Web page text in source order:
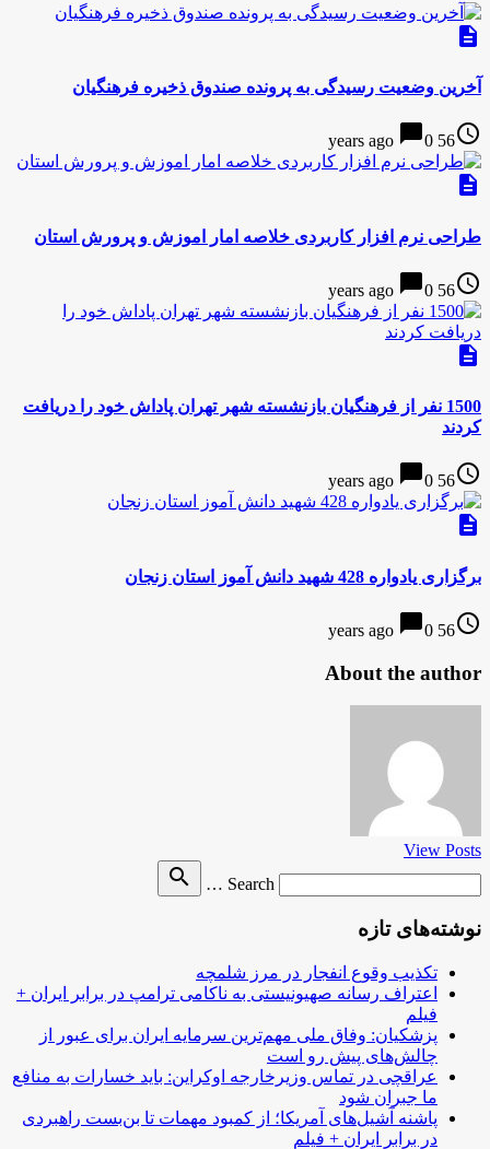
description
آخرین وضعیت رسیدگی به پرونده صندوق ذخیره فرهنگیان
access_time
56 years ago
chat_bubble0
description
طراحی نرم افزار کاربردی خلاصه امار اموزش و پرورش استان
access_time
56 years ago
chat_bubble0
description
1500 نفر از فرهنگیان بازنشسته شهر تهران پاداش خود را دریافت
کردند
access_time
56 years ago
chat_bubble0
description
برگزاری یادواره 428 شهید دانش آموز استان زنجان
access_time
56 years ago
chat_bubble0
About the author
View Posts
Search …
search
نوشته‌های تازه
تکذیب وقوع انفجار در مرز شلمچه
اعتراف رسانه صهیونیستی به ناکامی ترامپ در برابر ایران +
فیلم
پزشکیان: وفاق ملی مهم‌ترین سرمایه ایران برای عبور از
چالش‌های پیش رو است
عراقچی در تماس وزیرخارجه اوکراین: باید خسارات به منافع
ما جبران شود
پاشنه آشیل‌های آمریکا؛ از کمبود مهمات تا بن‌بست راهبردی
در برابر ایران + فیلم